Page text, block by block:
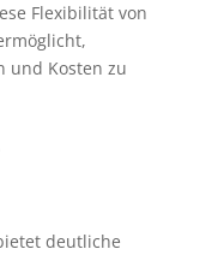
Flexibilität von
und Kosten zu
deutliche